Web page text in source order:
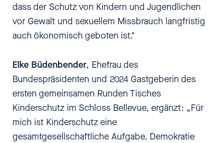
dass der Schutz von Kindern und Jugendlichen
vor Gewalt und sexuellem Missbrauch langfristig
auch ökonomisch geboten ist."
Elke Büdenbender, Ehefrau des
Bundespräsidenten und 2024 Gastgeberin des
ersten gemeinsamen Runden Tisches
Kinderschutz im Schloss Bellevue, ergänzt: „Für
mich ist Kinderschutz eine
gesamtgesellschaftliche Aufgabe. Demokratie